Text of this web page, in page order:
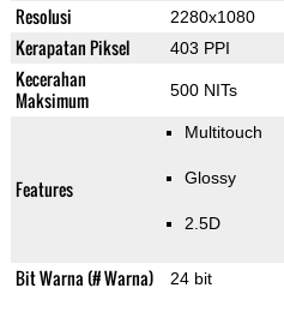
Resolusi 2280x1080
Kerapatan Piksel 403 PPI
Kecerahan
Maksimum
500 NITs
Features
Multitouch
Glossy
2.5D
Bit Warna (# Warna) 24 bit